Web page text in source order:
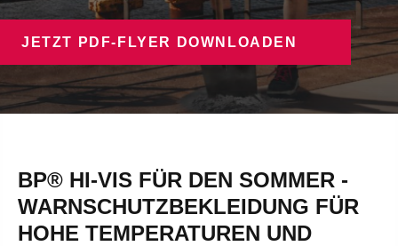
JETZT PDF-FLYER DOWNLOADEN
BP® HI-VIS FÜR DEN SOMMER -
WARNSCHUTZBEKLEIDUNG FÜR
HOHE TEMPERATUREN UND